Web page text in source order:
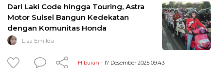
Dari Laki Code hingga Touring, Astra
Motor Sulsel Bangun Kedekatan
dengan Komunitas Honda
Lisa Emilda
Hiburan - 17 Desember 2025 09:43